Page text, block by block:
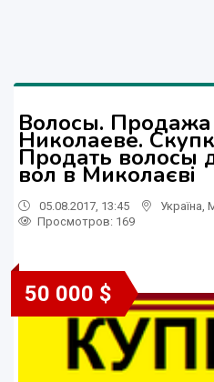
Волосы. Продажа
Николаеве.
Продать волосы
вол в Миколаєві
05.08.2017, 13:45 Україна
Просмотров: 169
50 000 $